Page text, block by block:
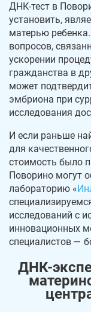
ДНК-тест в
установить,
матерью
вопросов,
ускорении
гражданства в
может
эмбриона при
исследования
И если раньше
для
стоимость было
Поворино могут
лабораторию «
исследований с
инновационных
специалистов —
ДНК-